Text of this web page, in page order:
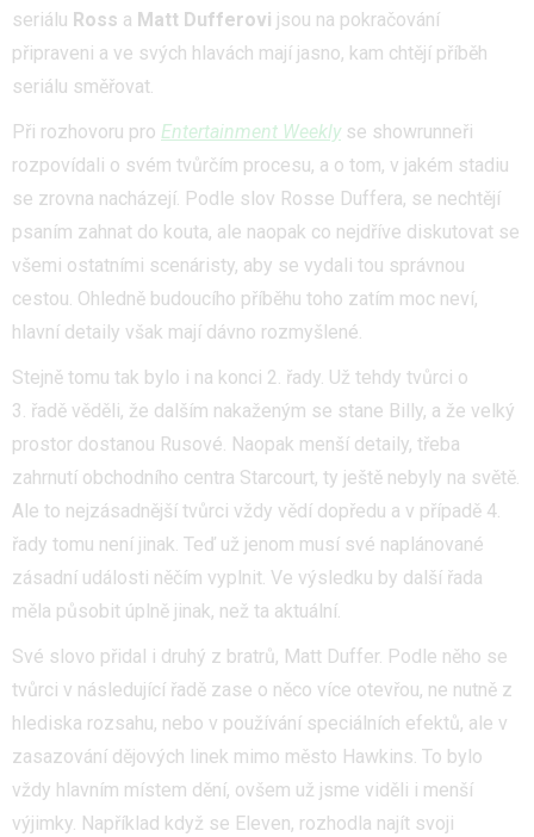
seriálu Ross a Matt Dufferovi jsou na pokračování
připraveni a ve svých hlavách mají jasno, kam chtějí příběh
seriálu směřovat.
Při rozhovoru pro Entertainment Weeklyse showrunneři
rozpovídali o svém tvůrčím procesu, a o tom, v jakém stadiu
se zrovna nacházejí. Podle slov Rosse Duffera, se nechtějí
psaním zahnat do kouta, ale naopak co nejdříve diskutovat se
všemi ostatními scenáristy, aby se vydali tou správnou
cestou. Ohledně budoucího příběhu toho zatím moc neví,
hlavní detaily však mají dávno rozmyšlené.
Stejně tomu tak bylo i na konci 2. řady. Už tehdy tvůrci o
3. řadě věděli, že dalším nakaženým se stane Billy, a že velký
prostor dostanou Rusové. Naopak menší detaily, třeba
zahrnutí obchodního centra Starcourt, ty ještě nebyly na světě.
Ale to nejzásadnější tvůrci vždy vědí dopředu a v případě 4.
řady tomu není jinak. Teď už jenom musí své naplánované
zásadní události něčím vyplnit. Ve výsledku by další řada
měla působit úplně jinak, než ta aktuální.
Své slovo přidal i druhý z bratrů, Matt Duffer. Podle něho se
tvůrci v následující řadě zase o něco více otevřou, ne nutně z
hlediska rozsahu, nebo v používání speciálních efektů, ale v
zasazování dějových linek mimo město Hawkins. To bylo
vždy hlavním místem dění, ovšem už jsme viděli i menší
výjimky. Například když se Eleven, rozhodla najít svoji